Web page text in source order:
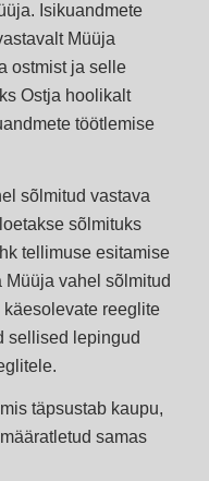
Isikuandmete
Müüja
ostmist ja selle
Ostja hoolikalt
töötlemise
sõlmitud vastava
sõlmituks
tellimuse esitamise
Müüja vahel sõlmitud
reeglite
sellised lepingud
täpsustab kaupu,
samas